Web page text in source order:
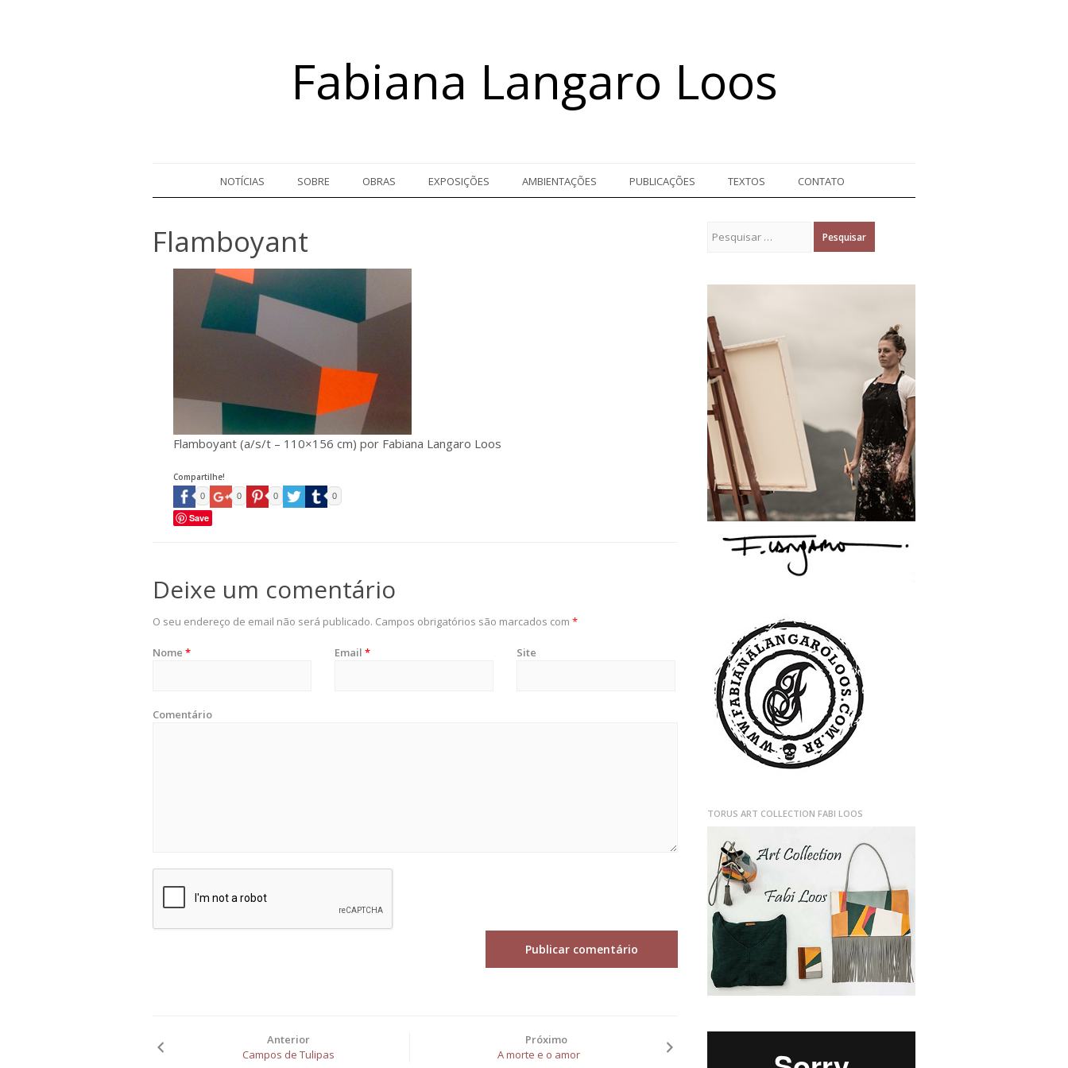
Fabiana Langaro Loos
NOTÍCIAS SOBRE OBRAS EXPOSIÇÕES AMBIENTAÇÕES PUBLICAÇÕES TEXTOS CONTATO
Flamboyant
Flamboyant (a/s/t – 110×156 cm) por Fabiana Langaro Loos
Compartilhe!
0 0 0 0
Save
Deixe um comentário
O seu endereço de email não será publicado. Campos obrigatórios são marcados com *
Nome * Email * Site
Comentário
Anterior
Campos de Tulipas
Próximo
A morte e o amor
TORUS ART COLLECTION FABI LOOS